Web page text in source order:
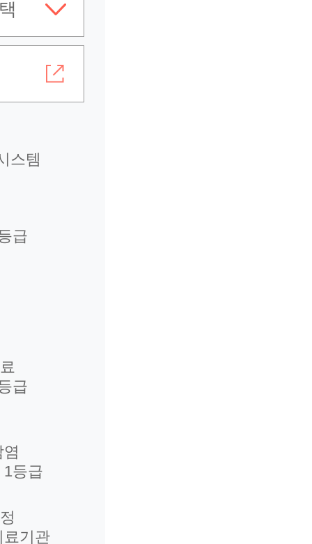
스템
급
급
등급
료기관